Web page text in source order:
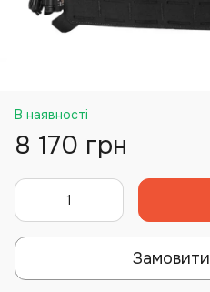
В наявності
8 170 грн